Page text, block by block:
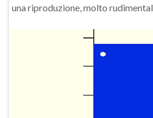
una riproduzione, molto